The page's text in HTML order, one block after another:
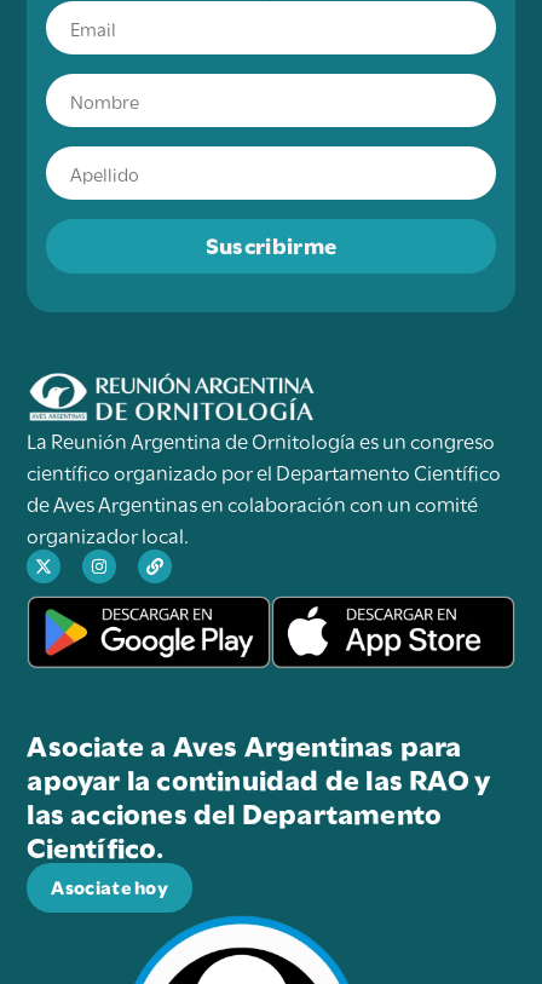
Suscribirme
La Reunión Argentina de Ornitología es un congreso
científico organizado por el Departamento Científico
de Aves Argentinas en colaboración con un comité
organizador local.
Asociate a Aves Argentinas para
apoyar la continuidad de las RAO y
las acciones del Departamento
Científico.
Asociate hoy